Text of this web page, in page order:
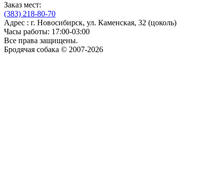
Заказ мест:
(383) 218-80-70
Адрес : г. Новосибирск, ул. Каменская, 32 (цоколь)
Часы работы: 17:00-03:00
Все права защищены.
Бродячая собака © 2007-2026